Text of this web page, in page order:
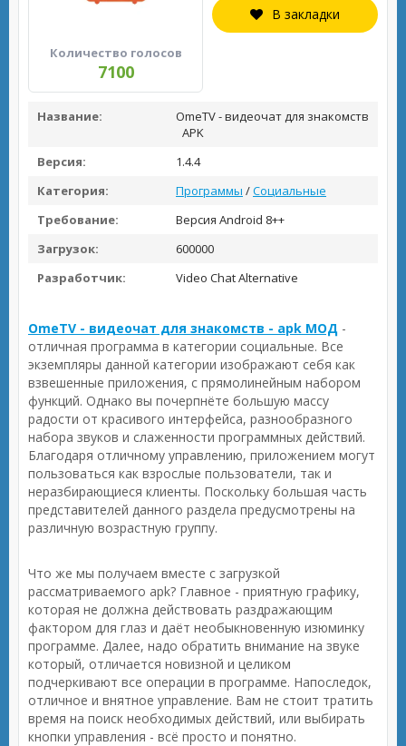
Количество голосов
7100
В закладки
Название:
OmeTV - видеочат для знакомств
APK
Версия:
1.4.4
Категория:
Программы /Социальные
Требование:
Версия Android 8++
Загрузок:
600000
Разработчик:
Video Chat Alternative
OmeTV - видеочат для знакомств - apk МОД -
отличная программа в категории социальные. Все
экземпляры данной категории изображают себя как
взвешенные приложения, с прямолинейным набором
функций. Однако вы почерпнёте большую массу
радости от красивого интерфейса, разнообразного
набора звуков и слаженности программных действий.
Благодаря отличному управлению, приложением могут
пользоваться как взрослые пользователи, так и
неразбирающиеся клиенты. Поскольку большая часть
представителей данного раздела предусмотрены на
различную возрастную группу.
Что же мы получаем вместе с загрузкой
рассматриваемого apk? Главное - приятную графику,
которая не должна действовать раздражающим
фактором для глаз и даёт необыкновенную изюминку
программе. Далее, надо обратить внимание на звуке
который, отличается новизной и целиком
подчеркивают все операции в программе. Напоследок,
отличное и внятное управление. Вам не стоит тратить
время на поиск необходимых действий, или выбирать
кнопки управления - всё просто и понятно.